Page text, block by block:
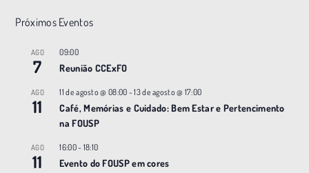
Próximos Eventos
AGO
7
09:00
Reunião CCExFO
AGO
11
11 de agosto @ 08:00 -13 de agosto @ 17:00
Café, Memórias e Cuidado: Bem Estar e Pertencimento
na FOUSP
AGO
11
16:00- 18:10
Evento do FOUSP em cores